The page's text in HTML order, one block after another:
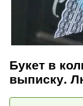
Букет в
выписку.